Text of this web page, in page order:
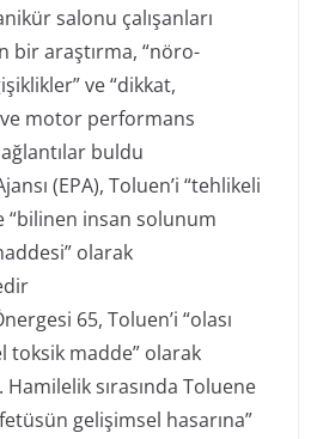
salonu çalışanları
bir araştırma, “nöro-
ve “dikkat,
motor performans
buldu
(EPA), Toluen’i “tehlikeli
“bilinen insan solunum
olarak
65, Toluen’i “olası
toksik madde” olarak
sırasında Toluene
gelişimsel hasarına”